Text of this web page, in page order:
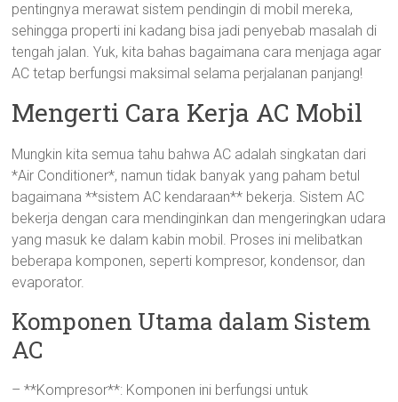
pentingnya merawat sistem pendingin di mobil mereka,
sehingga properti ini kadang bisa jadi penyebab masalah di
tengah jalan. Yuk, kita bahas bagaimana cara menjaga agar
AC tetap berfungsi maksimal selama perjalanan panjang!
Mengerti Cara Kerja AC Mobil
Mungkin kita semua tahu bahwa AC adalah singkatan dari
*Air Conditioner*, namun tidak banyak yang paham betul
bagaimana **sistem AC kendaraan** bekerja. Sistem AC
bekerja dengan cara mendinginkan dan mengeringkan udara
yang masuk ke dalam kabin mobil. Proses ini melibatkan
beberapa komponen, seperti kompresor, kondensor, dan
evaporator.
Komponen Utama dalam Sistem
AC
– **Kompresor**: Komponen ini berfungsi untuk